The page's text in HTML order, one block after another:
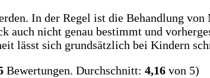
In der Regel ist die Behandlung
auch nicht genau bestimmt und
lässt sich grundsätzlich bei Kindern
Bewertungen. Durchschnitt: 4,16 von 5)